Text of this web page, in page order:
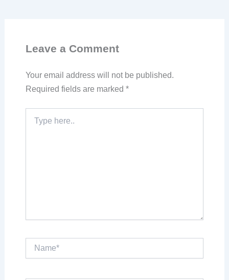
Leave a Comment
Your email address will not be published.
Required fields are marked *
here..